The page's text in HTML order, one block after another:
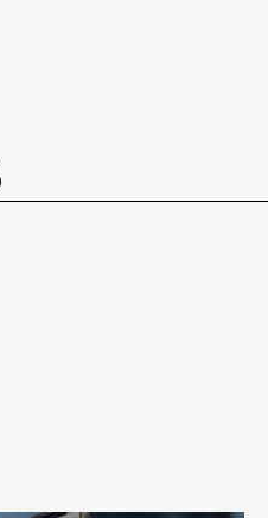
逢场作戏与录像艺术的
都将明白吿示生产工
更容易参与作者的行
特色，但是在这股以通
年世代的共同经验出发